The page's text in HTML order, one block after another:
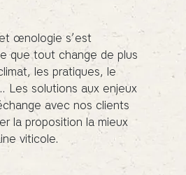
œnologie s’est
que tout change de plus
les pratiques, le
Les solutions aux enjeux
avec nos clients
la proposition la mieux
viticole.